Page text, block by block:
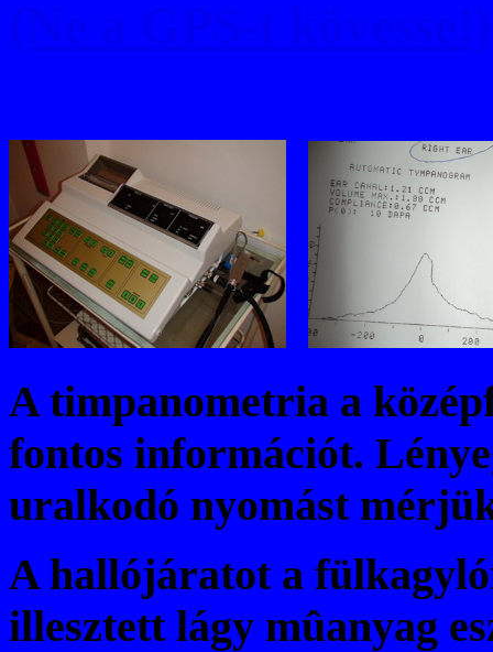
A timpanometria a
fontos információt.
uralkodó nyomást
A hallójáratot a
illesztett lágy mûanyag